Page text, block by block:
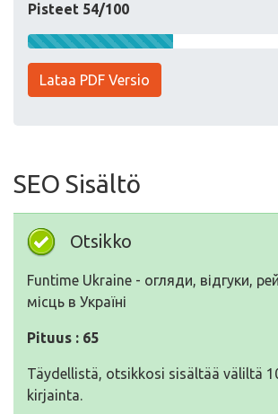
Pisteet 54/100
Lataa PDF Versio
SEO Sisältö
Otsikko
Funtime Ukraine - огляди, відгуки,
місць в Україні
Pituus : 65
Täydellistä, otsikkosi sisältää väliltä
kirjainta.